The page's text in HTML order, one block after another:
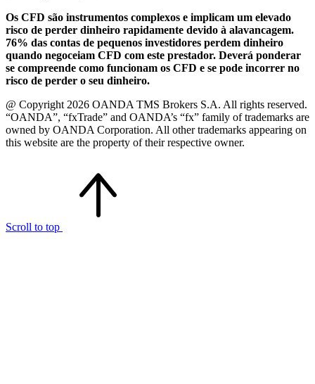
Os CFD são instrumentos complexos e implicam um elevado
risco de perder dinheiro rapidamente devido à alavancagem.
76% das contas de pequenos investidores perdem dinheiro
quando negoceiam CFD com este prestador. Deverá ponderar
se compreende como funcionam os CFD e se pode incorrer no
risco de perder o seu dinheiro.
@ Copyright 2026 OANDA TMS Brokers S.A. All rights reserved.
“OANDA”, “fxTrade” and OANDA’s “fx” family of trademarks are
owned by OANDA Corporation. All other trademarks appearing on
this website are the property of their respective owner.
Scroll to top